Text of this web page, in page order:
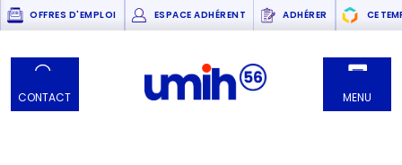
OFFRES D'EMPLOI ESPACE ADHÉRENT ADHÉRER CE
CONTACT MENU